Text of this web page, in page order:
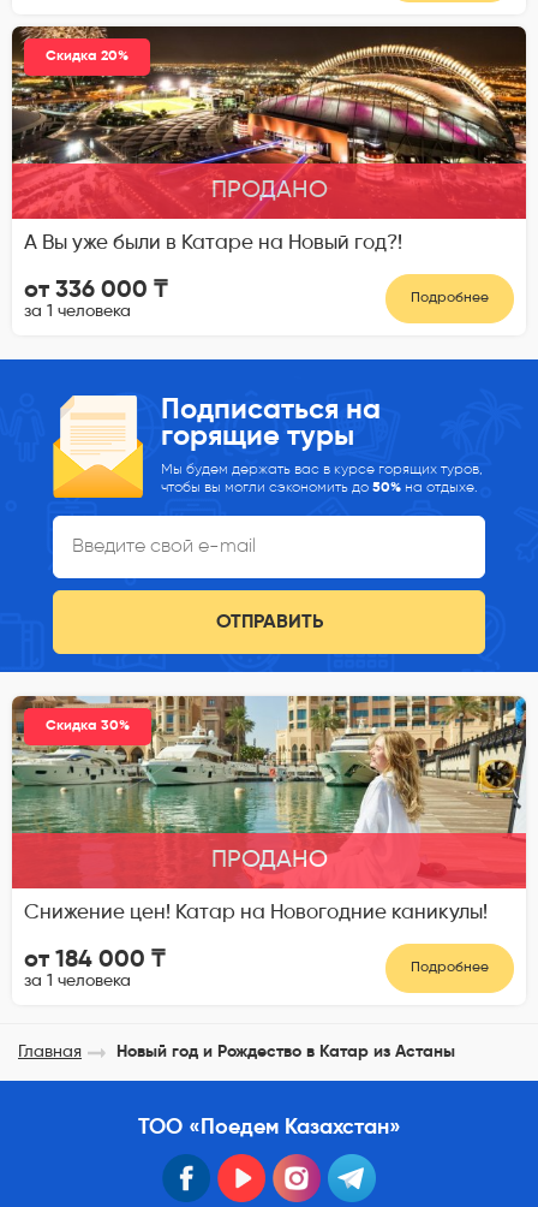
Скидка 20%
ПРОДАНО
А Вы уже были в Катаре на Новый год?!
от 336 000 ₸
за 1 человека
Подробнее
Подписаться на
горящие туры
Мы будем держать вас в курсе горящих туров,
чтобы вы могли сэкономить до 50% на отдыхе.
ОТПРАВИТЬ
Скидка 30%
ПРОДАНО
Снижение цен! Катар на Новогодние каникулы!
от 184 000 ₸
за 1 человека
Подробнее
Главная Новый год и Рождество в Катар из Астаны
ТОО «Поедем Казахстан»
facebook youtube instagram